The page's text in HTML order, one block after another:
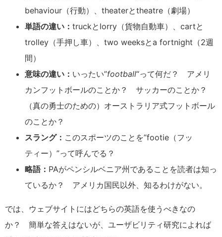
behaviour（行動）、theaterとtheatre（劇場）
単語の違い： truckとlorry（貨物自動車）、cartと
trolley（手押し車）、two weeksとa fortnight（2週
間）
意味の違い： いったい”football“って何だ？ アメリ
カンフットボールのことか？ サッカーのことか？
（真の勇士のための）オーストラリア式フットボール
のことか？
スラング： このスポーツのことを”footie（フッ
ティー）”って呼んでる？
略語： PAがペンシルベニア州であることを読者は知っ
ているか？ アメリカ国民以外、知るわけがない。
では、ウェブサイトにはどちらの英語を使うべきなの
か？ 簡単な答えはないが、ユーザビリティ研究によれば